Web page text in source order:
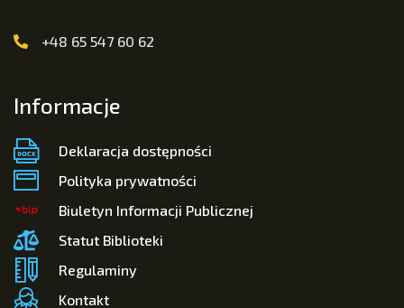
+48 65 547 60 62
Informacje
Deklaracja dostępności
Polityka prywatności
Biuletyn Informacji Publicznej
Statut Biblioteki
Regulaminy
Kontakt